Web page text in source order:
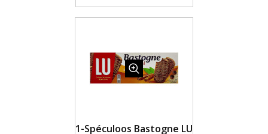
1-Spéculoos Bastogne LU